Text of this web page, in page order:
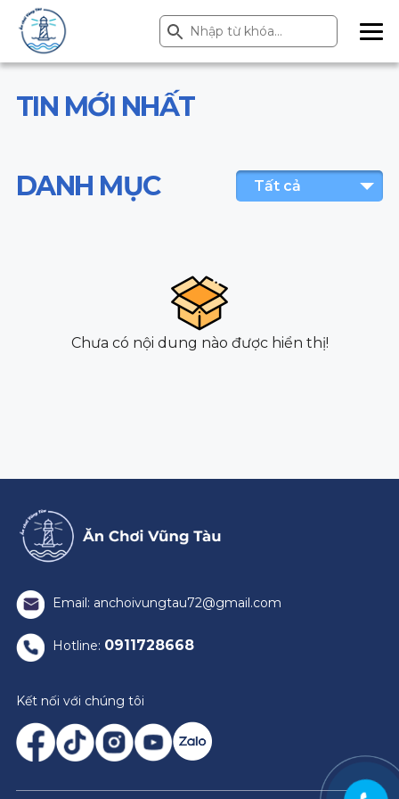
Search
for:
Search Button
ME
NU
TIN MỚI NHẤT
DANH MỤC Tất cả
Chưa có nội dung nào được hiển thị!
Email: anchoivungtau72@gmail.com
Hotline: 0911728668
Kết nối với chúng tôi